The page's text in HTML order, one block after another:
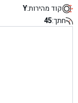
קוד מהירות:Y
חתך:45